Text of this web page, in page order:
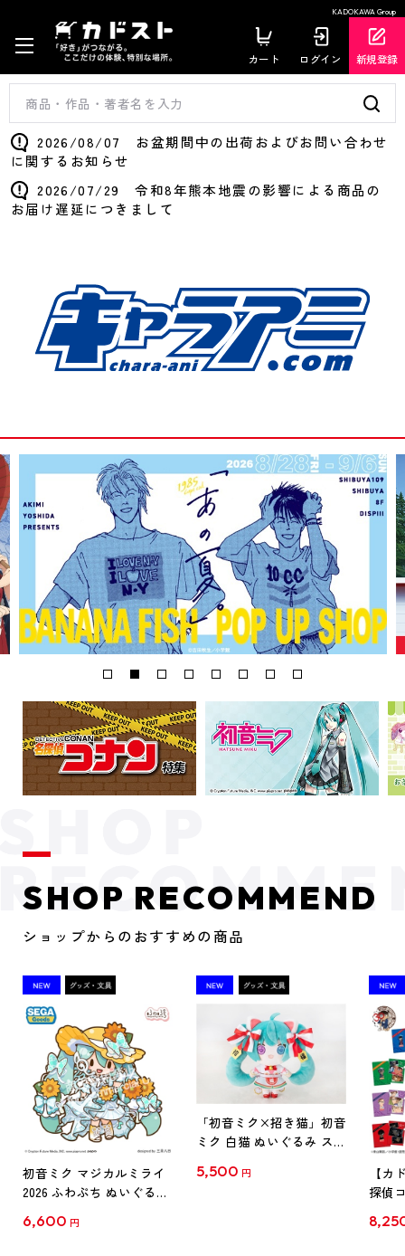
KADOKAWA Group
カート ログイン 新規登録
2026/08/07 お盆期間中の出荷およびお問い合わせ
に関するお知らせ
2026/07/29 令和8年熊本地震の影響による商品の
お届け遅延につきまして
SHOP RECOMMEND
ショップからのおすすめの商品
初音ミク マジカルミライ
2026 ふわぷち ぬいぐるみ
6,600 円
「初音ミク×招き猫」初音
ミク 白猫 ぬいぐるみ スタ
5,500 円
【カ
探偵
クリ